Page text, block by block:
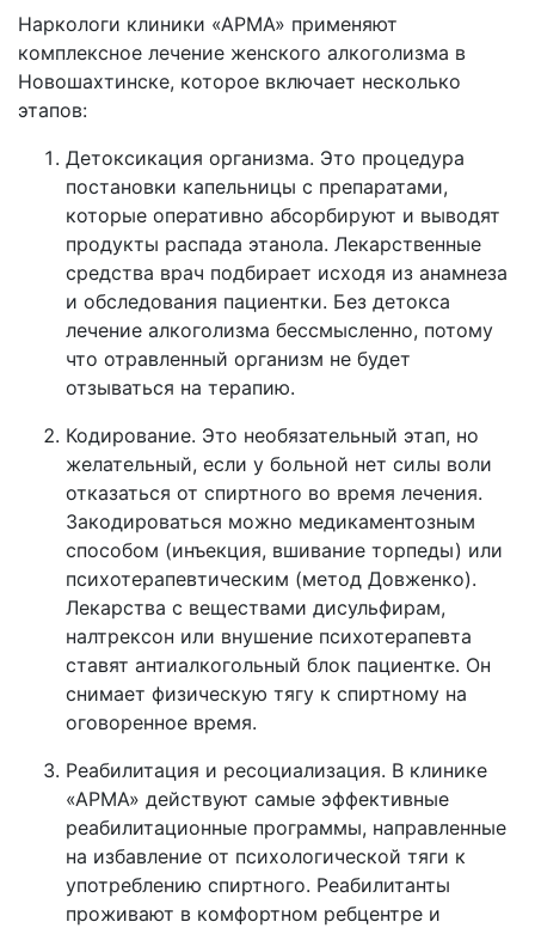
Наркологи клиники «АРМА» применяют
комплексное лечение женского алкоголизма в
Новошахтинске, которое включает несколько
этапов:
Детоксикация организма. Это процедура
постановки капельницы с препаратами,
которые оперативно абсорбируют и выводят
продукты распада этанола. Лекарственные
средства врач подбирает исходя из анамнеза
и обследования пациентки. Без детокса
лечение алкоголизма бессмысленно, потому
что отравленный организм не будет
отзываться на терапию.
Кодирование. Это необязательный этап, но
желательный, если у больной нет силы воли
отказаться от спиртного во время лечения.
Закодироваться можно медикаментозным
способом (инъекция, вшивание торпеды) или
психотерапевтическим (метод Довженко).
Лекарства с веществами дисульфирам,
налтрексон или внушение психотерапевта
ставят антиалкогольный блок пациентке. Он
снимает физическую тягу к спиртному на
оговоренное время.
Реабилитация и ресоциализация. В клинике
«АРМА» действуют самые эффективные
реабилитационные программы, направленные
на избавление от психологической тяги к
употреблению спиртного. Реабилитанты
проживают в комфортном ребцентре и